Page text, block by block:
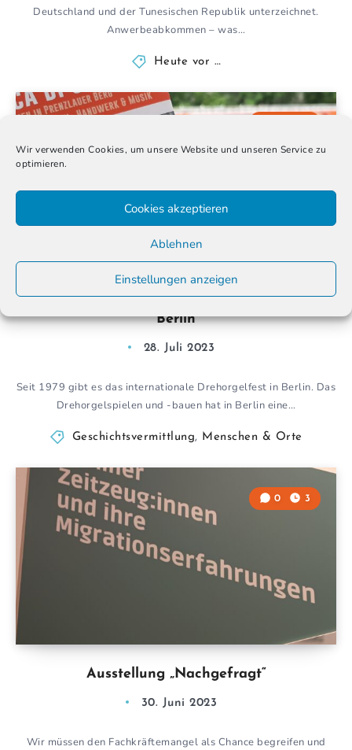
Wir verwenden Cookies, um unsere Website und unseren Service zu
optimieren.
Cookies akzeptieren
Ablehnen
Einstellungen anzeigen
Deutschland und der Tunesischen Republik unterzeichnet.
Anwerbeabkommen – was…
Heute vor …
„Musica di Strada“ – italienische Drehorgeln in
Berlin
28. Juli 2023
Seit 1979 gibt es das internationale Drehorgelfest in Berlin. Das
Drehorgelspielen und -bauen hat in Berlin eine…
Geschichtsvermittlung, Menschen & Orte
Ausstellung „Nachgefragt“
0 3
30. Juni 2023
Wir müssen den Fachkräftemangel als Chance begreifen und